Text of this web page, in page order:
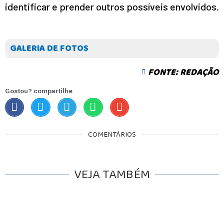
identificar e prender outros possíveis envolvidos.
GALERIA DE FOTOS
FONTE: REDAÇÃO
Gostou? compartilhe
COMENTÁRIOS
VEJA TAMBÉM